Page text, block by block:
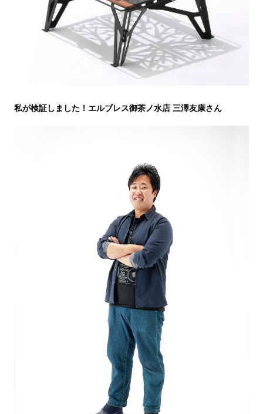
私が検証しました！エルブレス御茶ノ水店 三澤友康さん